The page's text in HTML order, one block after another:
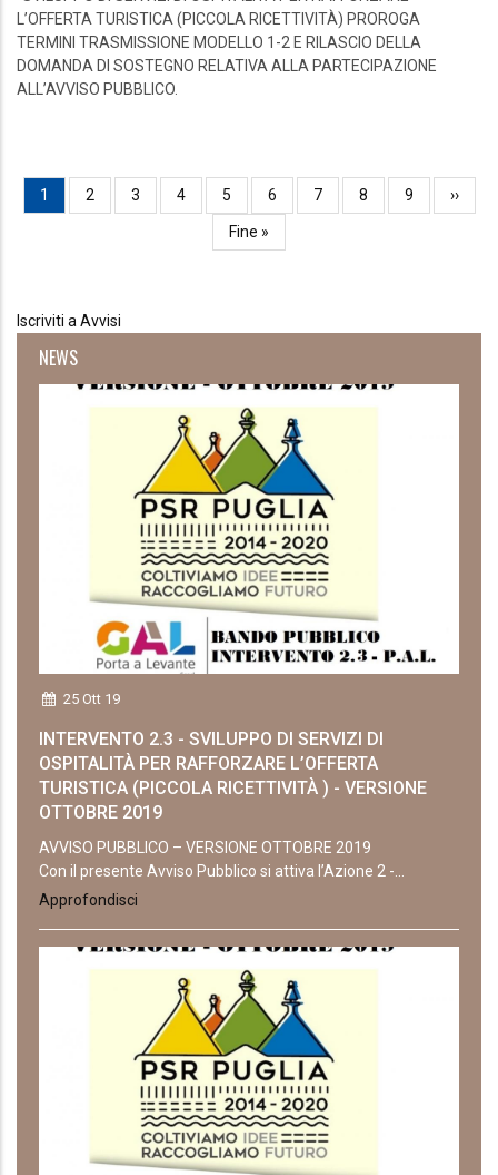
L’OFFERTA TURISTICA (PICCOLA RICETTIVITÀ) PROROGA
TERMINI TRASMISSIONE MODELLO 1-2 E RILASCIO DELLA
DOMANDA DI SOSTEGNO RELATIVA ALLA PARTECIPAZIONE
ALL’AVVISO PUBBLICO.
Paginazione
Pagina
attuale
1 Page
2 Page
3 Page
4 Page
5 Page
6 Page
7 Page
8 Page
9
Pagina
››
Ultima
pagina
Fine »
Iscriviti a Avvisi
NEWS
25 Ott 19
INTERVENTO 2.3 - SVILUPPO DI SERVIZI DI
OSPITALITÀ PER RAFFORZARE L’OFFERTA
TURISTICA (PICCOLA RICETTIVITÀ ) - VERSIONE
OTTOBRE 2019
AVVISO PUBBLICO – VERSIONE OTTOBRE 2019
Con il presente Avviso Pubblico si attiva l’Azione 2 -...
Approfondisci